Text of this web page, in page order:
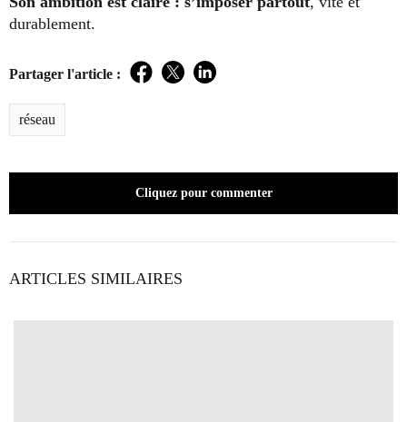
durablement.
Partager l'article : Facebook
TwitterLinkedIn
réseau
Cliquez pour commenter
ARTICLES SIMILAIRES